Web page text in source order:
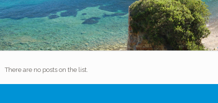
There are no posts on the list.